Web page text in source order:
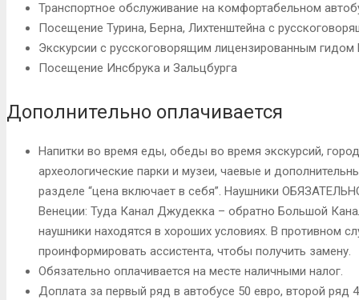
Транспортное обслуживание на комфортабельном
Посещение Турина, Берна, Лихтенштейна с
Экскурсии с русскоговорящим лицензированным
Посещение Инсбрука и Зальцбурга
Дополнительно оплачивается
Напитки во время еды, обеды во время экскурсий,
археологические парки и музеи, чаевые и
разделе “цена включает в себя”. Наушники
Венеции: Туда Канал Джудекка – обратно Большой
наушники находятся в хороших условиях. В противном
проинформировать ассистента, чтобы получить замену.
Обязательно оплачивается на месте наличными налог.
Доплата за первый ряд в автобусе 50 евро, второй ряд